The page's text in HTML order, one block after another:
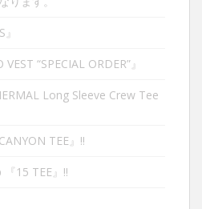
“SPECIAL ORDER”』
Long Sleeve Crew Tee
TEE』‼︎
15 TEE』‼︎